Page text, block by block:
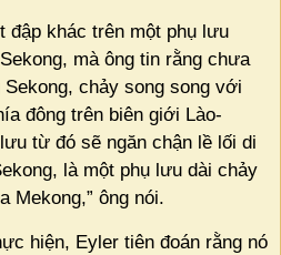
đập khác trên một phụ lưu
mà ông tin rằng chưa
Sekong, chảy song song với
đông trên biên giới Lào-
từ đó sẽ ngăn chận lề lối di
là một phụ lưu dài chảy
Mekong,” ông nói.
hiện, Eyler tiên đoán rằng nó